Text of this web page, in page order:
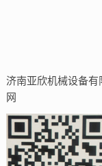
济南亚欣机械设备有
网